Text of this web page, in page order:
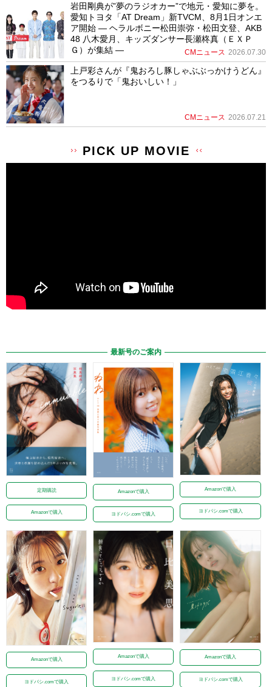
岩田剛典が”夢のラジオカー”で地元・愛知に夢を。
愛知トヨタ「AT Dream」新TVCM、8月1日オンエ
ア開始 ― ヘラルボニー松田崇弥・松田文登、AKB
48 八木愛月、キッズダンサー長瀬柊真（ＥＸＰ
Ｇ）が集結 ―
CMニュース 2026.07.30
上戸彩さんが『鬼おろし豚しゃぶぶっかけうどん』
をつるりで「鬼おいしい！」
CMニュース 2026.07.21
PICK UP MOVIE
最新号のご案内
定期購読
Amazonで購入
Amazonで購入
ヨドバシ.comで購入
Amazonで購入
ヨドバシ.comで購入
Amazonで購入
ヨドバシ.comで購入
Amazonで購入
ヨドバシ.comで購入
Amazonで購入
ヨドバシ.comで購入